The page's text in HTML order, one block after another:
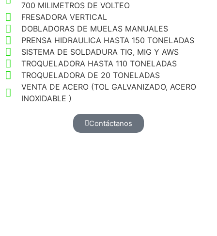
700 MILIMETROS DE VOLTEO
FRESADORA VERTICAL
DOBLADORAS DE MUELAS MANUALES
PRENSA HIDRAULICA HASTA 150 TONELADAS
SISTEMA DE SOLDADURA TIG, MIG Y AWS
TROQUELADORA HASTA 110 TONELADAS
TROQUELADORA DE 20 TONELADAS
VENTA DE ACERO (TOL GALVANIZADO, ACERO
INOXIDABLE )
Contáctanos